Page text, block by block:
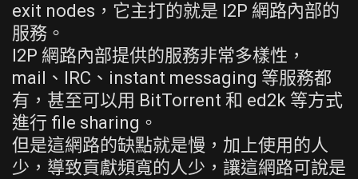
exit nodes，它主打的就是 I2P 網路內部的
服務。
I2P 網路內部提供的服務非常多樣性，
mail、IRC、instant messaging 等服務都
有，甚至可以用 BitTorrent 和 ed2k 等方式
進行 file sharing。
但是這網路的缺點就是慢，加上使用的人
少，導致貢獻頻寬的人少，讓這網路可說是